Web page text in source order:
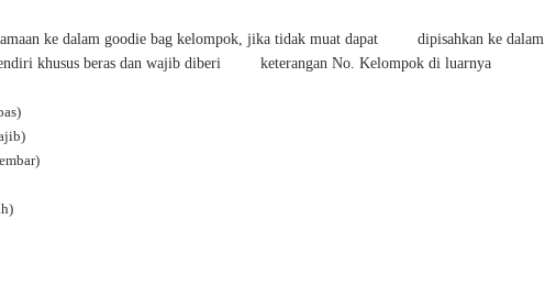
ke dalam goodie bag kelompok, jika tidak muat dapat
dipisahkan ke dalam
khusus beras dan wajib diberi
keterangan No. Kelompok di luarnya